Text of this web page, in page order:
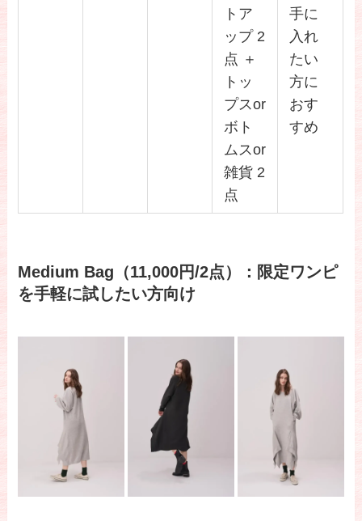
トア
ップ 2
点 ＋
トッ
プスor
ボト
ムスor
雑貨 2
点
手に
入れ
たい
方に
おす
すめ
Medium Bag（11,000円/2点）：限定ワンピ
を手軽に試したい方向け